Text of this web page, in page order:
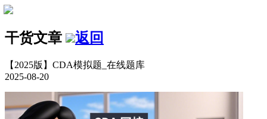
干货文章 返回
【2025版】CDA模拟题_在线题库
2025-08-20